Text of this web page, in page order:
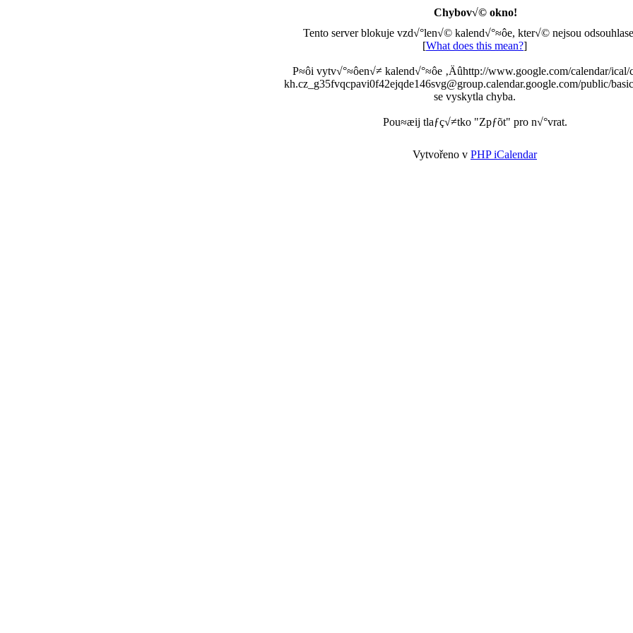
Chybov√© okno!
Tento server blokuje vzd√°len√© kalend√°≈ôe, kter√© nejsou
[What does this mean?]
P≈ôi vytv√°≈ôen√≠ kalend√°≈ôe ‚Äûhttp://www.google.com/calendar/ical/
kh.cz_g35fvqcpavi0f42ejqde146svg@group.calendar.google.com/public/
se vyskytla chyba.
Pou≈æij tlaƒç√≠tko "Zpƒõt" pro n√°vrat.
Vytvořeno v PHP iCalendar